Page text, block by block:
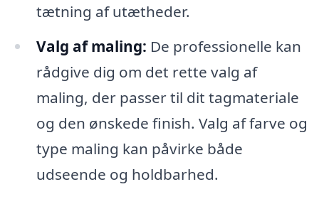
tætning af utætheder.
Valg af maling: De professionelle kan
rådgive dig om det rette valg af
maling, der passer til dit tagmateriale
og den ønskede finish. Valg af farve og
type maling kan påvirke både
udseende og holdbarhed.